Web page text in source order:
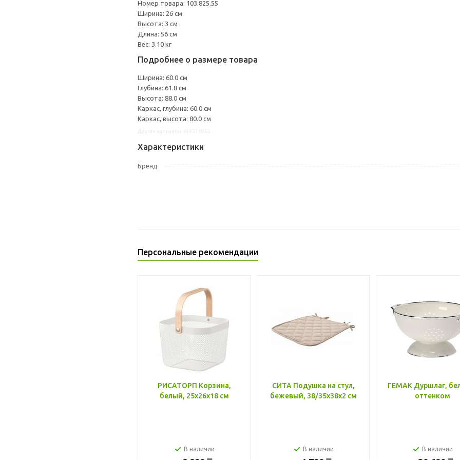
Номер товара: 103.825.55
Ширина: 26 см
Высота: 3 см
Длина: 56 см
Вес: 3.10 кг
Подробнее о размере товара
Ширина: 60.0 см
Глубина: 61.8 см
Высота: 88.0 см
Каркас, глубина: 60.0 см
Каркас, высота: 80.0 см
Характеристики
Бренд
Персональные рекомендации
РИСАТОРП Корзина,
белый, 25x26x18 см
В наличии
СИТА Подушка на стул,
бежевый, 38/35x38x2 см
В наличии
ГЕМАК Дуршлаг,
оттенком
В наличии